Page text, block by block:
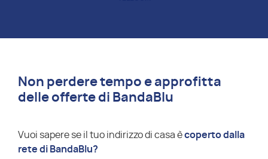
Non perdere tempo e approfitta
delle offerte di BandaBlu
Vuoi sapere se il tuo indirizzo di casa ècoperto dalla
rete di BandaBlu?